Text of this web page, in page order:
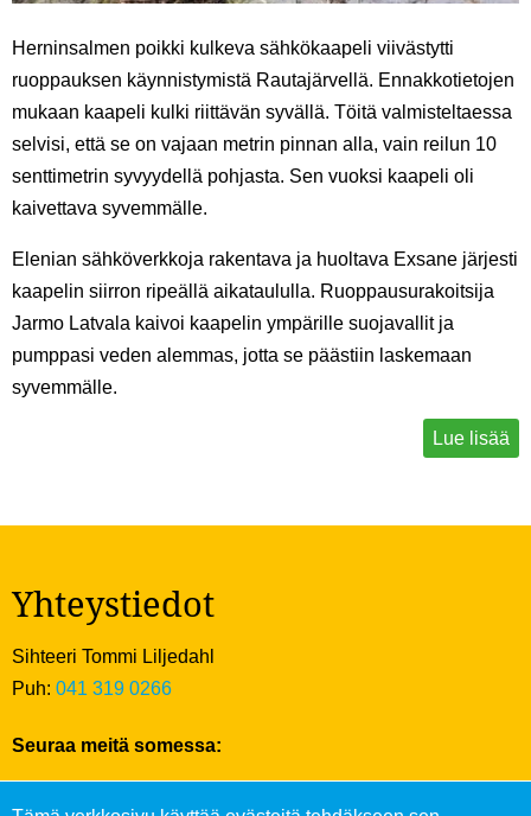
Herninsalmen poikki kulkeva sähkökaapeli viivästytti
ruoppauksen käynnistymistä Rautajärvellä. Ennakkotietojen
mukaan kaapeli kulki riittävän syvällä. Töitä valmisteltaessa
selvisi, että se on vajaan metrin pinnan alla, vain reilun 10
senttimetrin syvyydellä pohjasta. Sen vuoksi kaapeli oli
kaivettava syvemmälle.
Elenian sähköverkkoja rakentava ja huoltava Exsane järjesti
kaapelin siirron ripeällä aikataululla. Ruoppausurakoitsija
Jarmo Latvala kaivoi kaapelin ympärille suojavallit ja
pumppasi veden alemmas, jotta se päästiin laskemaan
syvemmälle.
Lue lisää
Yhteystiedot
Sihteeri Tommi Liljedahl
Puh: 041 319 0266
Seuraa meitä somessa: